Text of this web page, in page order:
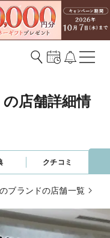
店舗詳細情
クチコミ
ブランドの店舗一覧